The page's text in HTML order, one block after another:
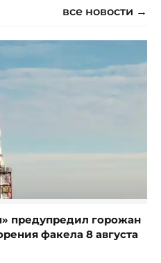
все новости →
предупредил горожан
факела 8 августа